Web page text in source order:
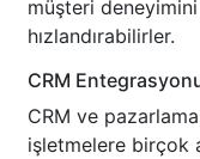
müşteri
hızlandırabilirler.
CRM
CRM ve
işletmelere birçok